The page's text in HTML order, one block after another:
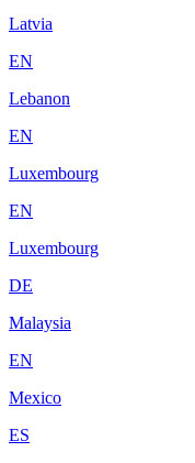
Latvia
EN
Lebanon
EN
Luxembourg
EN
Luxembourg
DE
Malaysia
EN
Mexico
ES